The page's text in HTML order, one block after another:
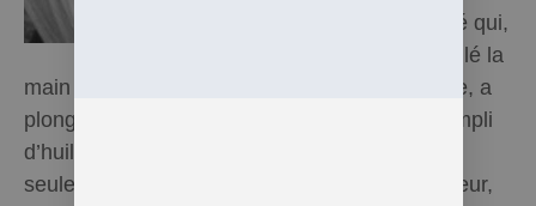
Gattefossé qui,
s’étant brûlé la
main lors d’une explosion dans son laboratoire, a
plongé par réflexe sa main dans un bassin rempli
d’huile essentielle de lavande vraie. Il fut non
seulement immédiatement soulagé de la douleur,